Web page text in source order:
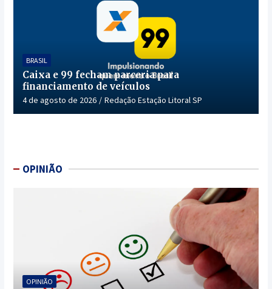
BRASIL
Caixa e 99 fecham parceria para
financiamento de veículos
4 de agosto de 2026 Redação Estação Litoral SP
OPINIÃO
OPINIÃO